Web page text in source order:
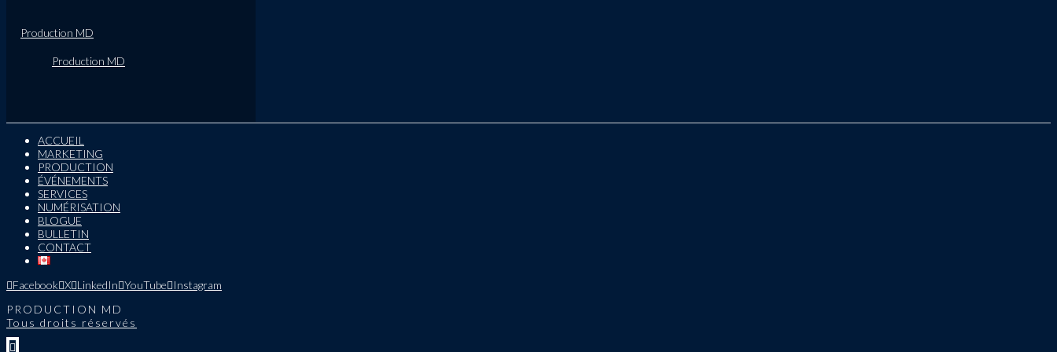
Production MD
Production MD
ACCUEIL
MARKETING
PRODUCTION
ÉVÉNEMENTS
SERVICES
NUMÉRISATION
BLOGUE
BULLETIN
CONTACT
Facebook X LinkedIn YouTube
Instagram
PRODUCTION MD
Tous droits réservés